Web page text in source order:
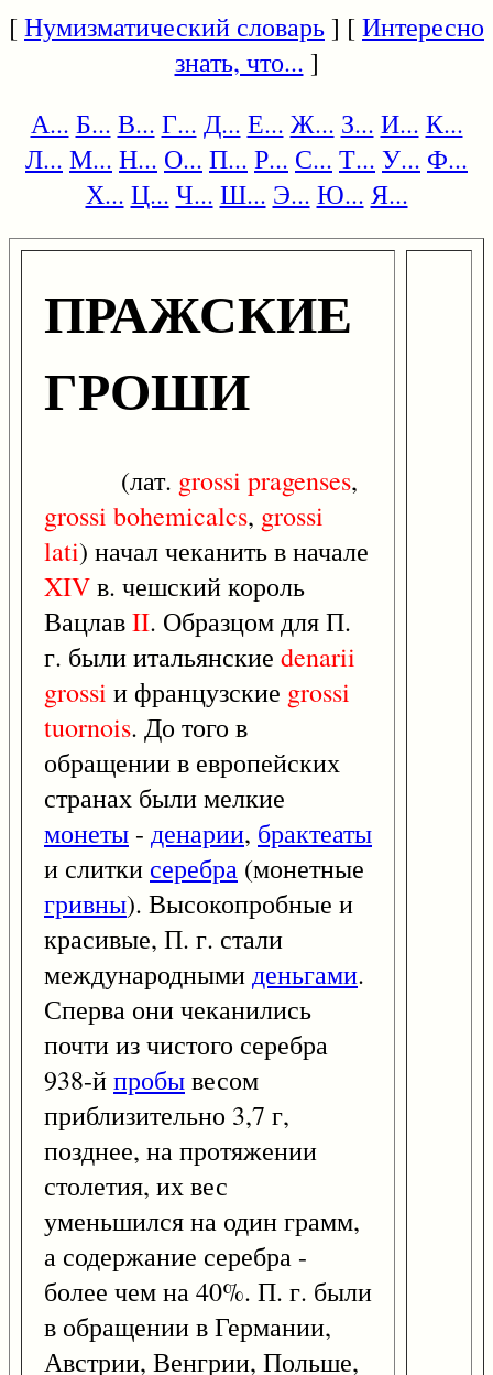
[Нумизматический словарь] [Интересно
знать, что... ]
А... Б... В... Г... Д... Е... Ж... З... И... К...
Л... М... Н... О... П... Р... С... Т... У... Ф...
Х... Ц... Ч... Ш... Э... Ю... Я...
ПРАЖСКИЕ
ГРОШИ
(лат. grossi pragenses,
grossi bohemicalcs, grossi
lati) начал чеканить в начале
XIVв. чешский король
ВацлавII. Образцом для П.
г. были итальянские denarii
grossi и французские grossi
tuornois. До того в
обращении в европейских
странах были мелкие
монеты - денарии, брактеаты
и слитки серебра (монетные
гривны). Высокопробные и
красивые, П. г. стали
международнымиденьгами.
Сперва они чеканились
почти из чистого серебра
938-йпробывесом
приблизительно 3,7 г,
позднее, на протяжении
столетия, их вес
уменьшился на один грамм,
а содержание серебра -
более чем на 40%. П. г. были
в обращении в Германии,
Австрии, Венгрии, Польше,